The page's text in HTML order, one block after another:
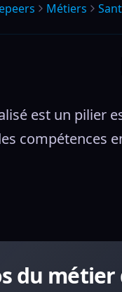
Métiers
est un pilier
du